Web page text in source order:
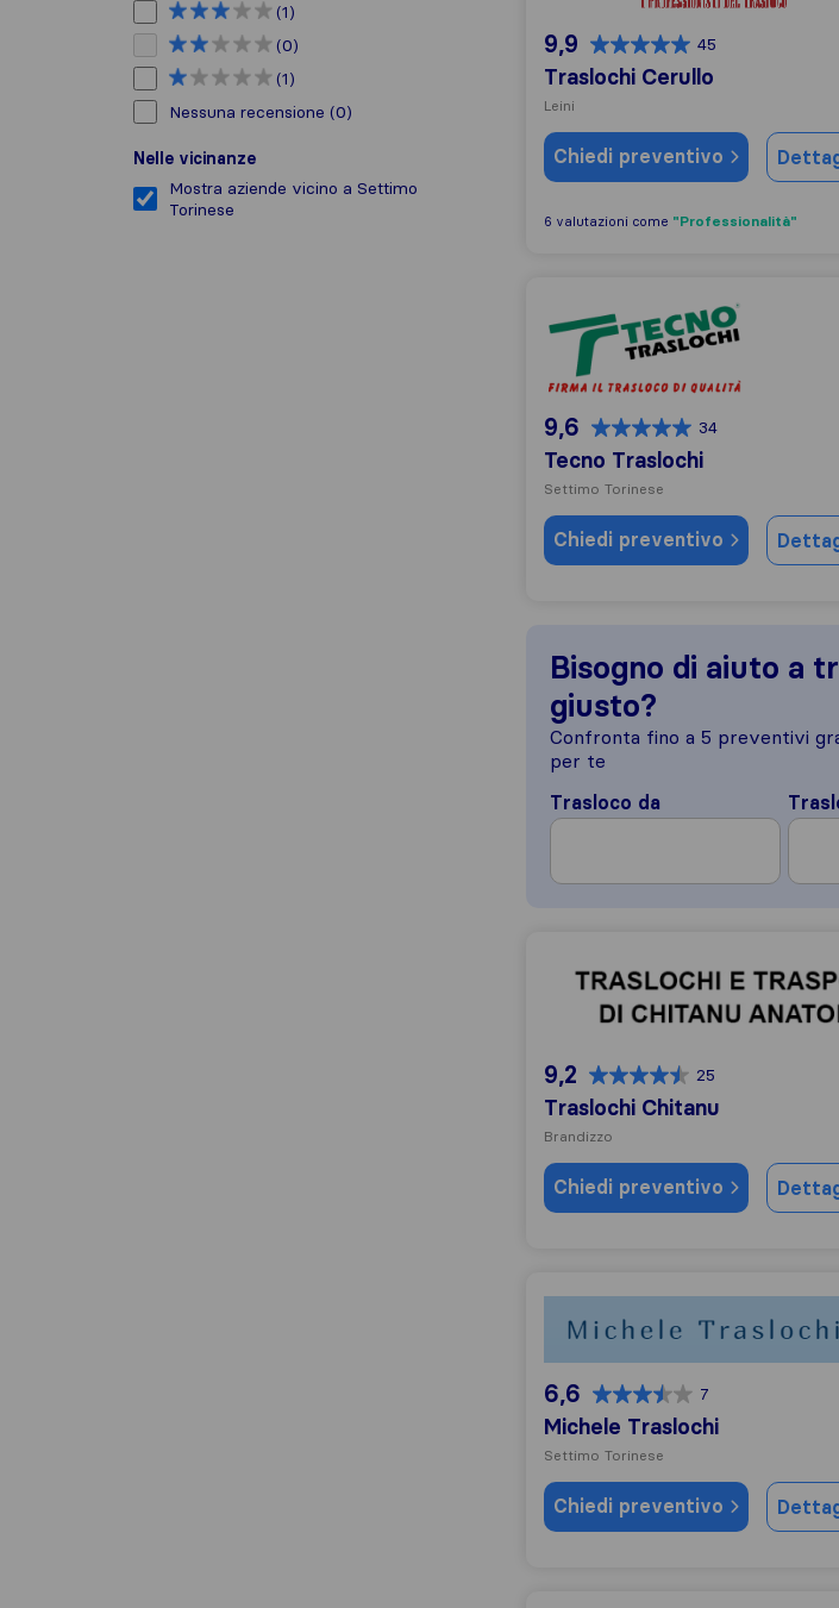
(1)
(0)
(1)
Nessuna recensione (0)
Nelle vicinanze
Mostra aziende vicino a Settimo
Torinese
9,9 45
Traslochi Cerullo
Leini
Chiedi preventivo
6 valutazioni come "Professionalità"
Tecno Traslochi
9,6 34
Tecno Traslochi
Settimo Torinese
Chiedi preventivo
Bisogno di aiuto a
giusto?
Confronta fino a 5 preventivi
per te
Trasloco da
Traslochi Chitanu
9,2 25
Traslochi Chitanu
Brandizzo
Chiedi preventivo
6,6 7
Michele Traslochi
Settimo Torinese
Chiedi preventivo